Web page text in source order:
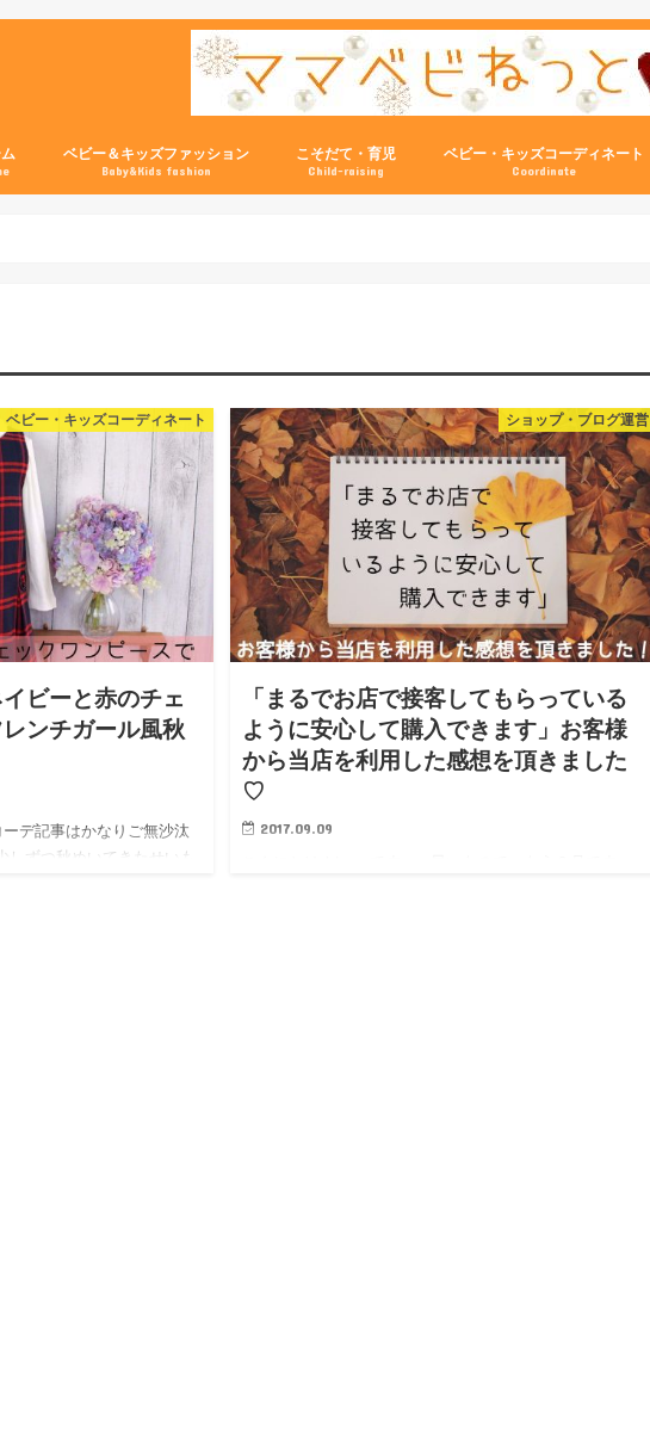
ベビー＆キッズファッション
Baby&Kids fashion
こそだて・育児
Child-raising
ベビー・キッズコーディネート
Coordinate
ベビー・キッズコーディネート
イビーと赤のチェ
ンチガール風秋
デ記事はかなりご無沙汰
ずつ秋めいてきたせいも
ショップ・ブログ運営
「まるでお店で接客してもらっている
ように安心して購入できます」お客様
から当店を利用した感想を頂きました
♡
2017.09.09